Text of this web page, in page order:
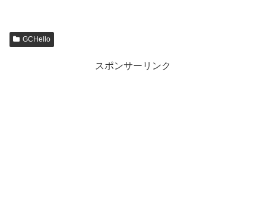
GCHello
スポンサーリンク